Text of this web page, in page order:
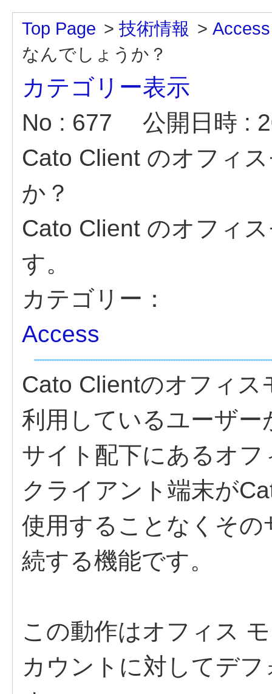
Top Page > 技術情報 > Access
なんでしょうか？
カテゴリー表示
No : 677
公開日時 :
Cato Client のオフィ
か？
Cato Client のオフィ
す。
カテゴリー：
Access
Cato Clientのオフィ
利用しているユーザ
サイト配下にあるオ
クライアント端末が
使用することなくそ
続する機能です。
この動作はオフィス
カウントに対してデ